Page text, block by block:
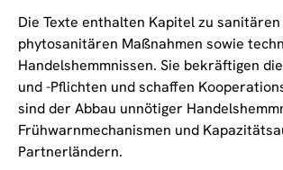
Die Texte enthalten Kapitel zu
phytosanitären Maßnahmen sowie
Handelshemmnissen. Sie bekräftigen
und -Pflichten und schaffen
sind der Abbau unnötiger
Frühwarnmechanismen und
Partnerländern.